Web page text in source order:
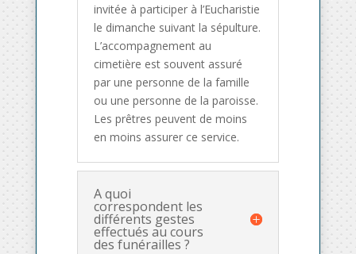
invitée à participer à l’Eucharistie
le dimanche suivant la sépulture.
L’accompagnement au
cimetière est souvent assuré
par une personne de la famille
ou une personne de la paroisse.
Les prêtres peuvent de moins
en moins assurer ce service.
A quoi
correspondent les
différents gestes
effectués au cours
des funérailles ?